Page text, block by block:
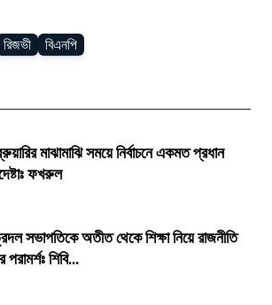
রিজভী বিএনপি
মাঝামাঝি সময়ে নির্বাচনে একমত প্রধান
ফখরুল
সভাপতিকে অতীত থেকে শিক্ষা নিয়ে রাজনীতি
পরামর্শঃ শিবি...